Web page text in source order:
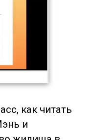
как читать
и